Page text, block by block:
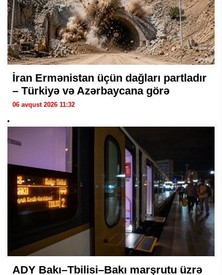
İran Ermənistan üçün dağları partladır
– Türkiyə və Azərbaycana görə
06 avqust 2026 11:32
ADY Bakı–Tbilisi–Bakı marşrutu üzrə